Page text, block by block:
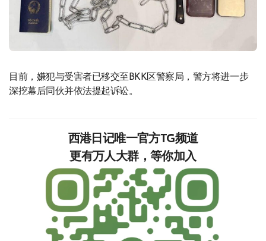
目前，嫌犯与受害者已移交至BKK区警察局，警方将进一步
深挖幕后同伙并依法提起诉讼。
西港日记唯一官方TG频道
更有万人大群，等你加入‍‍‍‍‍‍‍‍‍‍‍‍‍